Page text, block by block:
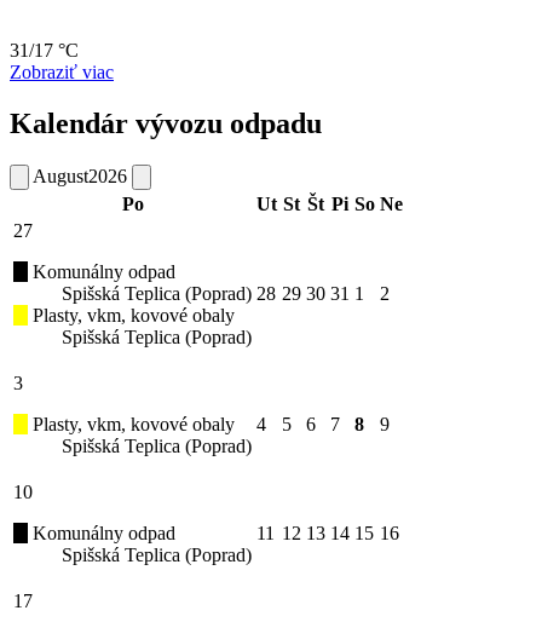
31/17 °C
Zobraziť viac
Kalendár vývozu odpadu
August2026
Po
Ut St Št Pi So Ne
27
Komunálny odpad
Spišská Teplica (Poprad)
Plasty, vkm, kovové obaly
Spišská Teplica (Poprad)
28 29 30 31 1 2
3
Plasty, vkm, kovové obaly
Spišská Teplica (Poprad)
4 5 6 7 8 9
10
Komunálny odpad
Spišská Teplica (Poprad)
11 12 13 14 15 16
17